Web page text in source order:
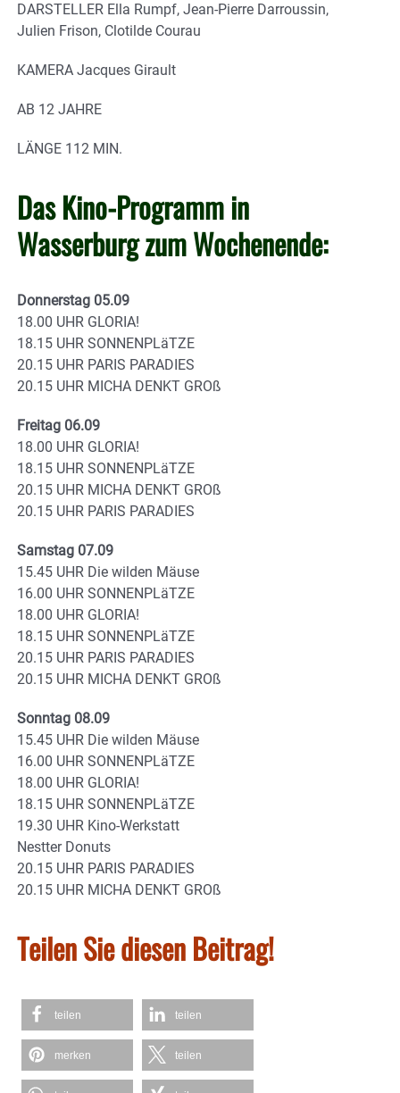
DARSTELLER Ella Rumpf, Jean-Pierre Darroussin,
Julien Frison, Clotilde Courau
KAMERA Jacques Girault
AB 12 JAHRE
LÄNGE 112 MIN.
Das Kino-Programm in
Wasserburg zum Wochenende:
Donnerstag 05.09
18.00 UHR GLORIA!
18.15 UHR SONNENPLäTZE
20.15 UHR PARIS PARADIES
20.15 UHR MICHA DENKT GROß
Freitag 06.09
18.00 UHR GLORIA!
18.15 UHR SONNENPLäTZE
20.15 UHR MICHA DENKT GROß
20.15 UHR PARIS PARADIES
Samstag 07.09
15.45 UHR Die wilden Mäuse
16.00 UHR SONNENPLäTZE
18.00 UHR GLORIA!
18.15 UHR SONNENPLäTZE
20.15 UHR PARIS PARADIES
20.15 UHR MICHA DENKT GROß
Sonntag 08.09
15.45 UHR Die wilden Mäuse
16.00 UHR SONNENPLäTZE
18.00 UHR GLORIA!
18.15 UHR SONNENPLäTZE
19.30 UHR Kino-Werkstatt
Nestter Donuts
20.15 UHR PARIS PARADIES
20.15 UHR MICHA DENKT GROß
Teilen Sie diesen Beitrag!
teilen teilen
merken teilen